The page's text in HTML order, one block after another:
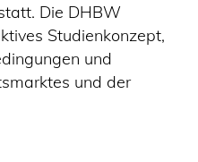
Die DHBW
Studienkonzept,
und
und der